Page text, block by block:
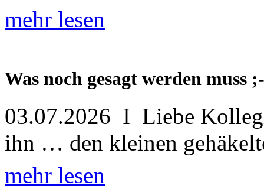
mehr lesen
Was noch gesagt werden muss
03.07.2026 I Liebe
ihn … den kleinen
mehr lesen